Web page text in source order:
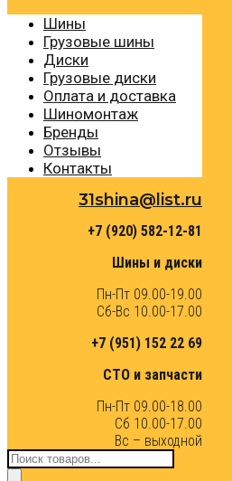
Шины
Грузовые шины
Диски
Грузовые диски
Оплата и доставка
Шиномонтаж
Бренды
Отзывы
Контакты
31shina@list.ru
+7 (920) 582-12-81
Шины и диски
Пн-Пт 09.00-19.00
Сб-Вс 10.00-17.00
+7 (951) 152 22 69
СТО и запчасти
Пн-Пт 09.00-18.00
Сб 10.00-17.00
Вс – выходной
Поиск
товаров